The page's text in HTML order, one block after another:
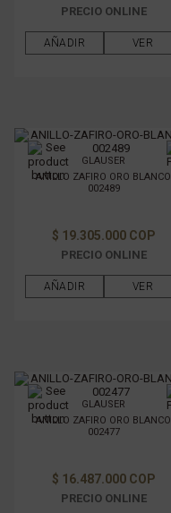
PRECIO ONLINE
AÑADIR VER
GLAUSER
ANILLO ZAFIRO ORO BLANCO
002489
$ 19.305.000 COP
PRECIO ONLINE
AÑADIR VER
GLAUSER
ANILLO ZAFIRO ORO BLANCO
002477
$ 16.487.000 COP
PRECIO ONLINE